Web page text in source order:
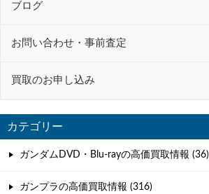
ブログ
お問い合わせ・事前査定
買取のお申し込み
カテゴリー
ガンダムDVD・Blu-rayの高価買取情報 (36)
ガンプラの高価買取情報 (316)